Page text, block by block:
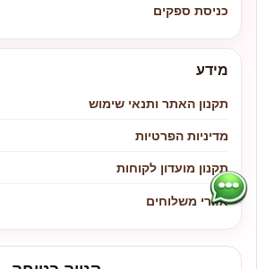
כניסת ספקים
מידע
תקנון האתר ותנאי שימוש
מדיניות הפרטיות
תקנון מועדון לקוחות
אזורי משלוחים